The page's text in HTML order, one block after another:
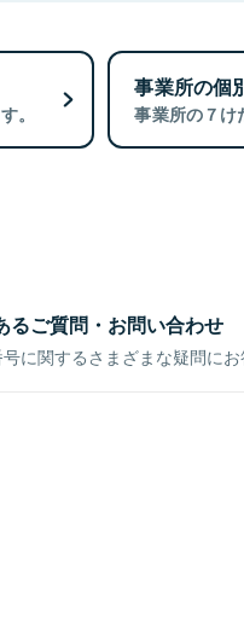
。
事業所の個
事業所の７け
るご質問・お問い合わせ
に関するさまざまな疑問にお